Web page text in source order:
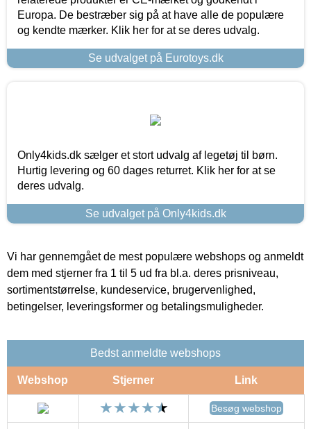
Europa. De bestræber sig på at have alle de populære
og kendte mærker. Klik her for at se deres udvalg.
Se udvalget på Eurotoys.dk
Only4kids.dk sælger et stort udvalg af legetøj til børn.
Hurtig levering og 60 dages returret. Klik her for at se
deres udvalg.
Se udvalget på Only4kids.dk
Vi har gennemgået de mest populære webshops og anmeldt
dem med stjerner fra 1 til 5 ud fra bl.a. deres prisniveau,
sortimentstørrelse, kundeservice, brugervenlighed,
betingelser, leveringsformer og betalingsmuligheder.
Bedst anmeldte webshops
Webshop Stjerner Link
Besøg webshop